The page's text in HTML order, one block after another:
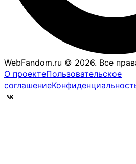
WebFandom.ru © 2026. Все
О проектеПользовательское
соглашение